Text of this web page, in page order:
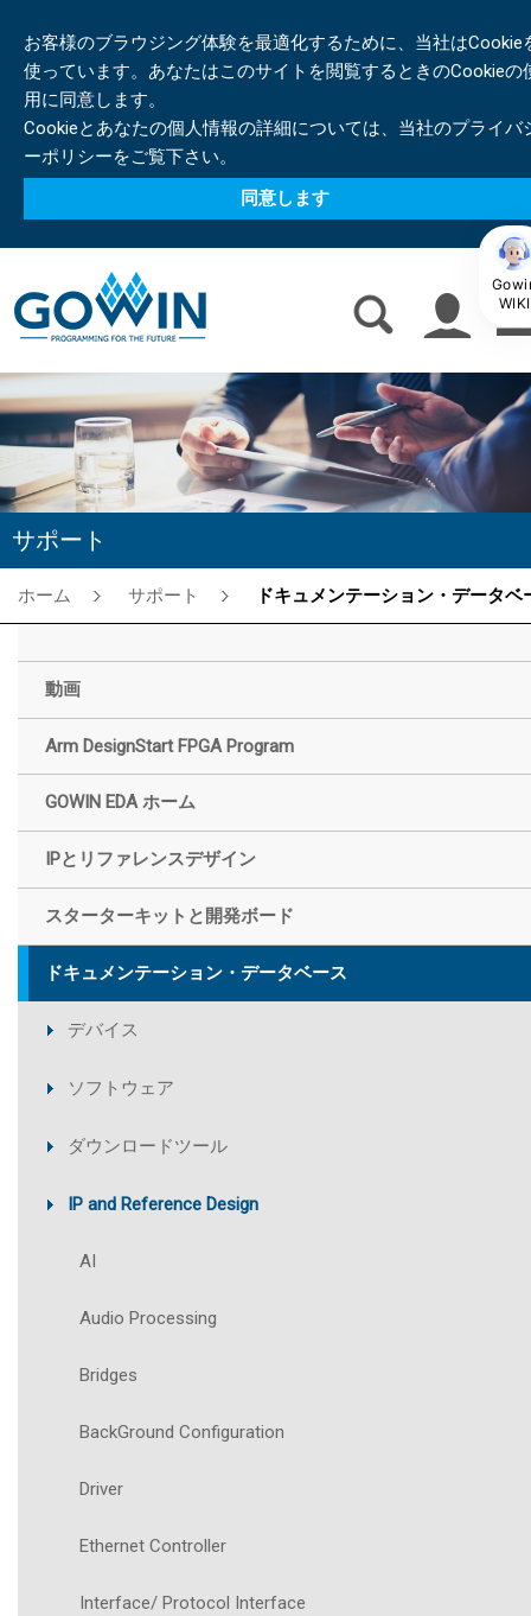
お客様のブラウジング体験を最適化するために、当社はCookie
使っています。あなたはこのサイトを閲覧するときのCookieの
用に同意します。
Cookieとあなたの個人情報の詳細については、当社のプライバ
ーポリシーをご覧下さい。
同意します
サポート
ホーム サポート ドキュメンテーション・データベー
動画
Arm DesignStart FPGA Program
GOWIN EDA ホーム
IPとリファレンスデザイン
スターターキットと開発ボード
ドキュメンテーション・データベース
デバイス
ソフトウェア
ダウンロードツール
IP and Reference Design
AI
Audio Processing
Bridges
BackGround Configuration
Driver
Ethernet Controller
Interface/ Protocol Interface
WIKI